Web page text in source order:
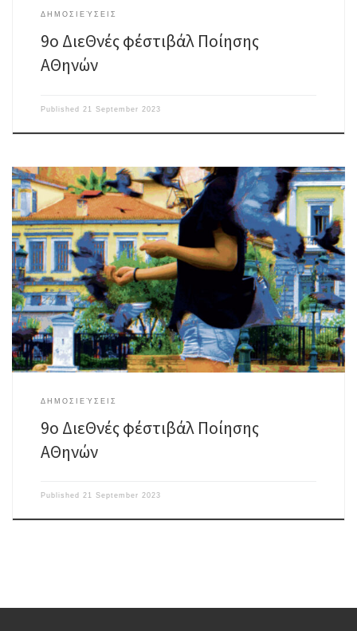
ΔΗΜΟΣΙΕΎΣΕΙΣ
9o ΔιεΘνές φέστιβάλ Ποίησης
ΑΘηνών
Published 21 September 2023
Στο 9ο Διεθνές Φεστιβάλ ποίησης Αθηνών 51 ξένοι και Έλληνες ποιητές
από 13 χώρες ερμηνεύουν τον κόσμο μέσω της ποίησης και διαβάζουν
ποιήματά τους σε επτά σημεία των Αθηνών και του Πειραιά. Ένα
πραγματικό φεστιβάλ λέξεων, ήχων, στίχων, μουσικής, κίνησης, βίντεο,
ταινιών μικρού μήκους,χορού, απονομής βραβείου. Γιατί, όπως είπε ο […]
ΔΗΜΟΣΙΕΎΣΕΙΣ
9o ΔιεΘνές φέστιβάλ Ποίησης
ΑΘηνών
Published 21 September 2023